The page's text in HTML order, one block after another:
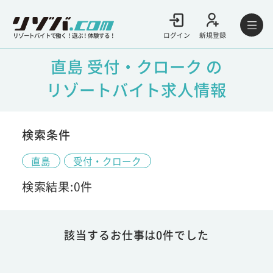
リゾートバイトで働く！遊ぶ！体験する！ ログイン 新規登録
直島 受付・クローク の
リゾートバイト求人情報
検索条件
直島 受付・クローク
検索結果:0件
該当するお仕事は0件でした